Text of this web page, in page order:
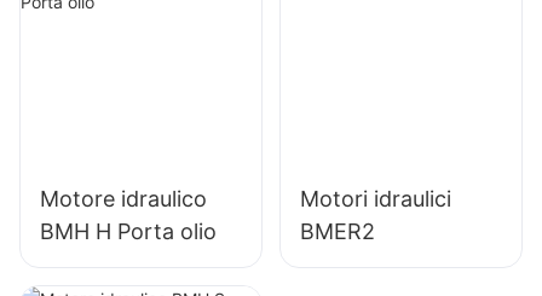
Motore idraulico
BMH H Porta olio
Motori idraulici
BMER2